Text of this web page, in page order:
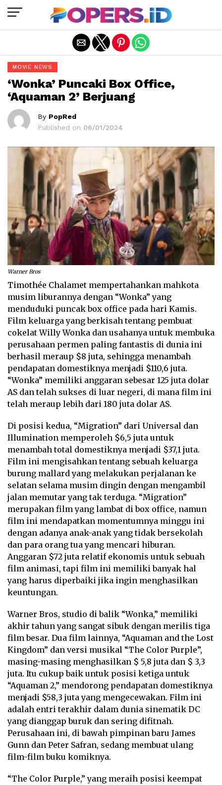
MOVIE NEWS
‘Wonka’ Puncaki Box Office,
‘Aquaman 2’ Berjuang
By PopRed
Published on 06/01/2024
Warner Bros
Timothée Chalamet mempertahankan mahkota
musim liburannya dengan “Wonka” yang
menduduki puncak box office pada hari Kamis.
Film keluarga yang berkisah tentang pembuat
cokelat Willy Wonka dan usahanya untuk membuka
perusahaan permen paling fantastis di dunia ini
berhasil meraup $8 juta, sehingga menambah
pendapatan domestiknya menjadi $110,6 juta.
“Wonka” memiliki anggaran sebesar 125 juta dolar
AS dan telah sukses di luar negeri, di mana film ini
telah meraup lebih dari 180 juta dolar AS.
Di posisi kedua, “Migration” dari Universal dan
Illumination memperoleh $6,5 juta untuk
menambah total domestiknya menjadi $37,1 juta.
Film ini mengisahkan tentang sebuah keluarga
burung mallard yang melakukan perjalanan ke
selatan selama musim dingin dengan mengambil
jalan memutar yang tak terduga. “Migration”
merupakan film yang lambat di box office, namun
film ini mendapatkan momentumnya minggu ini
dengan adanya anak-anak yang tidak bersekolah
dan para orang tua yang mencari hiburan.
Anggaran $72 juta relatif ekonomis untuk sebuah
film animasi, tapi film ini memiliki banyak hal
yang harus diperbaiki jika ingin menghasilkan
keuntungan.
Warner Bros, studio di balik “Wonka,” memiliki
akhir tahun yang sangat sibuk dengan merilis tiga
film besar. Dua film lainnya, “Aquaman and the Lost
Kingdom” dan versi musikal “The Color Purple”,
masing-masing menghasilkan $ 5,8 juta dan $ 3,3
juta. Itu cukup baik untuk posisi ketiga untuk
“Aquaman 2,” mendorong pendapatan domestiknya
menjadi $58,3 juta yang mengecewakan. Film ini
adalah entri terakhir dalam dunia sinematik DC
yang dianggap buruk dan sering difitnah.
Perusahaan ini, di bawah pimpinan baru James
Gunn dan Peter Safran, sedang membuat ulang
film-film buku komiknya.
“The Color Purple,” yang meraih posisi keempat
Exit mobile version